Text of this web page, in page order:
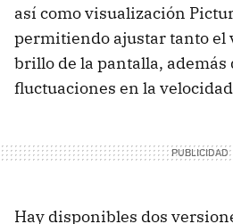
así como visualización
permitiendo ajustar tanto el
brillo de la pantalla, además
fluctuaciones en la
Hay disponibles dos